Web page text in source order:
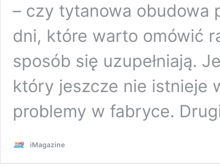
– czy tytanowa obudowa
dni, które warto omówić
sposób się uzupełniają.
który jeszcze nie istnieje
problemy w fabryce.
iMagazine